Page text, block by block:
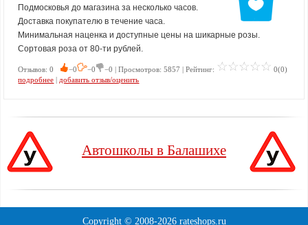
Подмосковья до магазина за несколько часов.
Доставка покупателю в течение часа.
Минимальная наценка и доступные цены на шикарные розы.
Сортовая роза от 80-ти рублей.
Отзывов: 0 −0 −0 −0 | Просмотров: 5857 | Рейтинг:
0(0)
подробнее | добавить отзыв/оценить
Автошколы в Балашихе
Copyright © 2008-2026 rateshops.ru